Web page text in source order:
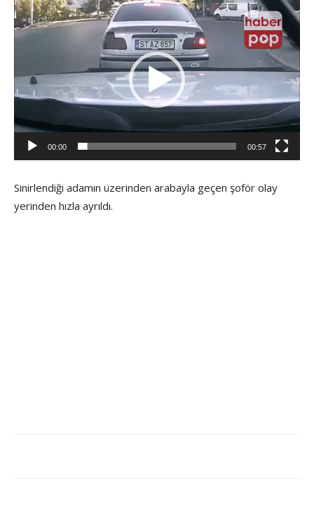
Video
oynatıcı
00:00 00:57
Sinirlendiği adamın üzerinden arabayla geçen şoför olay
yerinden hızla ayrıldı.